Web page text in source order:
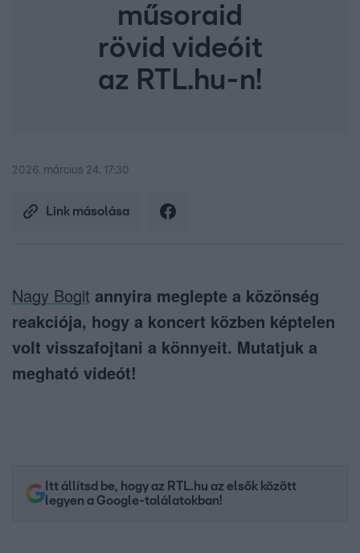
műsoraid
rövid videóit
az RTL.hu-n!
2026. március 24. 17:30
Link másolása
Nagy Bogit annyira meglepte a közönség
reakciója, hogy a koncert közben képtelen
volt visszafojtani a könnyeit. Mutatjuk a
megható videót!
Itt állítsd be, hogy az RTL.hu az elsők között
legyen a Google-találatokban!